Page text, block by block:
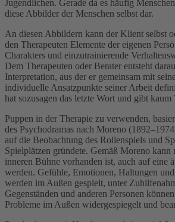
Jugendlichen. Gerade da es häufig
diese Abbilder der Menschen selbst dar.
An diesen Abbildern kann der Klient selbst
den Therapeuten Elemente der eigenen
Charakters und einzutrainierende
Dem Therapeuten oder Berater entsteht
Interpretation, aus der er gemeinsam mit
individuelle Ansatzpunkte seiner Arbeit
hat sozusagen das letzte Wort und gibt
Puppen in der Therapie zu verwenden,
des Psychodramas nach Moreno
auf die Beobachtung des Rollenspiels und
Spielplätzen gründete. Gemäß Moreno kann
inneren Bühne vorhanden ist, auch auf eine
werden. Gefühle, Emotionen, Haltungen
werden im Außen gespielt, unter
Gegenständen und anderen Personen
Probleme im Außen widergespiegelt und